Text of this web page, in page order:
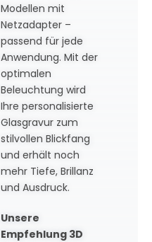
Modellen mit
Netzadapter –
passend für jede
Anwendung. Mit der
optimalen
Beleuchtung wird
Ihre personalisierte
Glasgravur zum
stilvollen Blickfang
und erhält noch
mehr Tiefe, Brillanz
und Ausdruck.
Unsere
Empfehlung 3D